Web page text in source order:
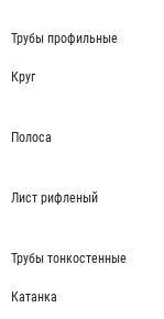
Трубы профильные
Круг
Полоса
Лист рифленый
Трубы тонкостенные
Катанка